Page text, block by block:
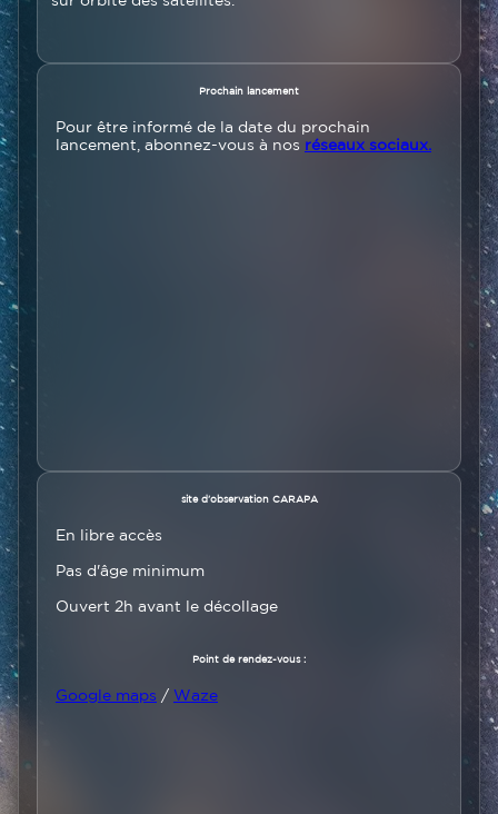
Prochain lancement
Pour être informé de la date du prochain
lancement, abonnez-vous à nos réseaux sociaux.
site d'observation CARAPA
En libre accès
Pas d'âge minimum
Ouvert 2h avant le décollage
Point de rendez-vous :
Google maps / Waze